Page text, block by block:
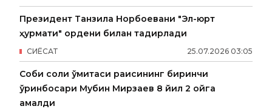
Президент Танзила Норбоевани "Эл-юрт
ҳурмати" ордени билан тақдирлади
25.07.2026 03:05
СИËСАТ
Собиқ солиқ қўмитаси раисининг биринчи
ўринбосари Мубин Мирзаев 8 йил 2 ойга
қамалди